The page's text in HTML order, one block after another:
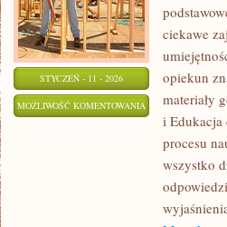
STYCZEŃ - 11 - 2026
MOŻLIWOŚĆ KOMENTOWANIA TEATR
DRAMA
SZKOLNA
ciekawe
opiekun
materiały
i Edukacja
procesu
wszystko